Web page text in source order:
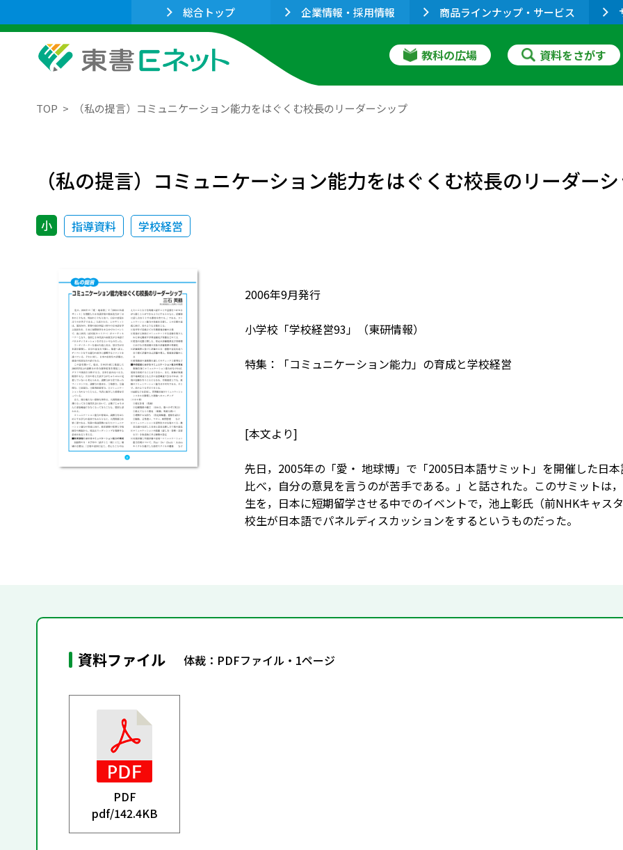
総合トップ 企業情報・採用情報 商品ラインナップ・サービス
教科の広場 資料をさがす
TOP （私の提言）コミュニケーション能力をはぐくむ校長のリーダーシップ
（私の提言）コミュニケーション能力をはぐくむ校長のリーダー
小 指導資料 学校経営
2006年9月発行
小学校「学校経営93」（東研情報）
特集：「コミュニケーション能力」の育成と学校経営
[本文より]
先日，2005年の「愛・ 地球博」で「2005日本語サミット」を開催した日
比べ，自分の意見を言うのが苦手である。」と話された。このサミットは
生を，日本に短期留学させる中でのイベントで，池上彰氏（前NHKキャス
校生が日本語でパネルディスカッションをするというものだった。
資料ファイル 体裁：PDFファイル・1ページ
PDF
pdf/142.4KB